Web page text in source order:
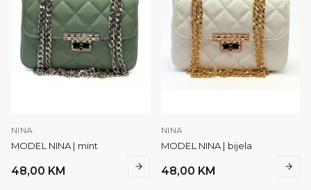
NINA
MODEL NINA | mint
48,00 KM
NINA
MODEL NINA | bijela
48,00 KM